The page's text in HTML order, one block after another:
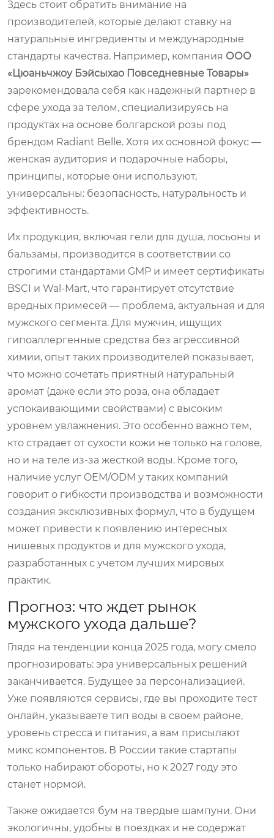
Здесь стоит обратить внимание на
производителей, которые делают ставку на
натуральные ингредиенты и международные
стандарты качества. Например, компания ООО
«Цюаньчжоу Бэйсыхао Повседневные Товары»
зарекомендовала себя как надежный партнер в
сфере ухода за телом, специализируясь на
продуктах на основе болгарской розы под
брендом Radiant Belle. Хотя их основной фокус —
женская аудитория и подарочные наборы,
принципы, которые они используют,
универсальны: безопасность, натуральность и
эффективность.
Их продукция, включая гели для душа, лосьоны и
бальзамы, производится в соответствии со
строгими стандартами GMP и имеет сертификаты
BSCI и Wal-Mart, что гарантирует отсутствие
вредных примесей — проблема, актуальная и для
мужского сегмента. Для мужчин, ищущих
гипоаллергенные средства без агрессивной
химии, опыт таких производителей показывает,
что можно сочетать приятный натуральный
аромат (даже если это роза, она обладает
успокаивающими свойствами) с высоким
уровнем увлажнения. Это особенно важно тем,
кто страдает от сухости кожи не только на голове,
но и на теле из-за жесткой воды. Кроме того,
наличие услуг OEM/ODM у таких компаний
говорит о гибкости производства и возможности
создания эксклюзивных формул, что в будущем
может привести к появлению интересных
нишевых продуктов и для мужского ухода,
разработанных с учетом лучших мировых
практик.
Прогноз: что ждет рынок
мужского ухода дальше?
Глядя на тенденции конца 2025 года, могу смело
прогнозировать: эра универсальных решений
заканчивается. Будущее за персонализацией.
Уже появляются сервисы, где вы проходите тест
онлайн, указываете тип воды в своем районе,
уровень стресса и питания, а вам присылают
микс компонентов. В России такие стартапы
только набирают обороты, но к 2027 году это
станет нормой.
Также ожидается бум на твердые шампуни. Они
экологичны, удобны в поездках и не содержат